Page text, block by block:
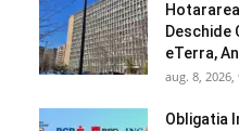
Deschide
eTerra,
aug. 8, 2026,
Obligatia